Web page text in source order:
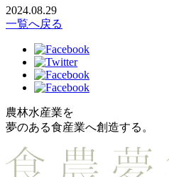
2024.08.29
一覧へ戻る
農林水産業を
夢のある食産業へ創造する。